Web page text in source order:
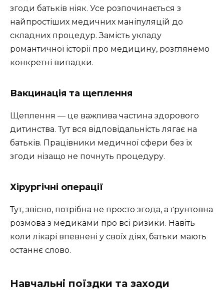
згоди батьків ніяк. Усе розпочинається з
найпростіших медичних маніпуляцій до
складних процедур. Замість укладу
романтичної історії про медицину, розглянемо
конкретні випадки.
Вакцинація та щеплення
Щеплення — це важлива частина здорового
дитинства. Тут вся відповідальність лягає на
батьків. Працівники медичної сфери без їх
згоди нізащо не почнуть процедуру.
Хірургічні операції
Тут, звісно, потрібна не просто згода, а ґрунтовна
розмова з медиками про всі ризики. Навіть
коли лікарі впевнені у своїх діях, батьки мають
останнє слово.
Навчальні поїздки та заходи